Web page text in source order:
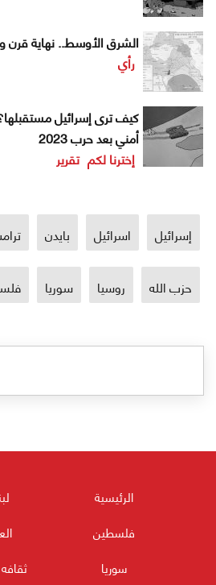
الشرق الأوسط.. نهاية قرن
رأي
كيف ترى إسرائيل
أمني بعد حرب 2023
إخترنا لكم تقرير
إسرائيل اسرائيل بايدن
حزب الله روسيا سوريا
الرئيسية
فلسطين
سوريا